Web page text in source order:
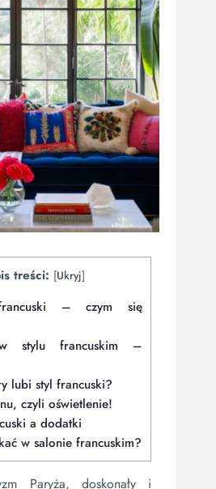
treści: [Ukryj]
– czym się
stylu francuskim –
lubi styl francuski?
czyli oświetlenie!
a dodatki
w salonie francuskim?
Paryża, doskonały i